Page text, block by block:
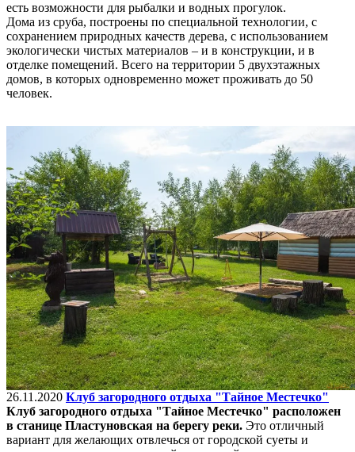
есть возможности для рыбалки и водных прогулок.
Дома из сруба, построены по специальной технологии, с
сохранением природных качеств дерева, с использованием
экологически чистых материалов – и в конструкции, и в
отделке помещений. Всего на территории 5 двухэтажных
домов, в которых одновременно может проживать до 50
человек.
26.11.2020 Клуб загородного отдыха "Тайное Местечко"
Клуб загородного отдыха "Тайное Местечко" расположен
в станице Пластуновская на берегу реки. Это отличный
вариант для желающих отвлечься от городской суеты и